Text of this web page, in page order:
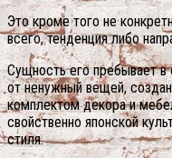
Это кроме того не
всего, тенденция либо
Сущность его пребывает
от ненужный вещей,
комплектом декора и
свойственно японской
стиля.